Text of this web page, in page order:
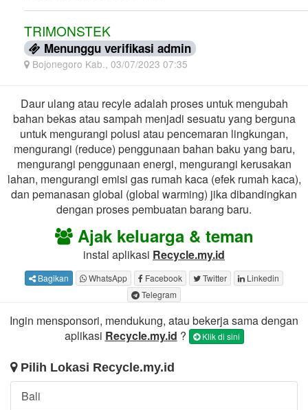
TRIMONSTEK
Menunggu verifikasi admin
Bojonegoro Kab., 03/07/2023 07:35
Daur ulang atau recyle adalah proses untuk mengubah
bahan bekas atau sampah menjadi sesuatu yang berguna
untuk mengurangi polusi atau pencemaran lingkungan,
mengurangi (reduce) penggunaan bahan baku yang baru,
mengurangi penggunaan energi, mengurangi kerusakan
lahan, mengurangi emisi gas rumah kaca (efek rumah kaca),
dan pemanasan global (global warming) jika dibandingkan
dengan proses pembuatan barang baru.
Ajak keluarga & teman
instal aplikasi Recycle.my.id
Bagikan WhatsApp Facebook Twitter
Linkedin
Telegram
Ingin mensponsori, mendukung, atau bekerja sama dengan
aplikasi Recycle.my.id ? Klik di sini
Pilih Lokasi Recycle.my.id
Bali